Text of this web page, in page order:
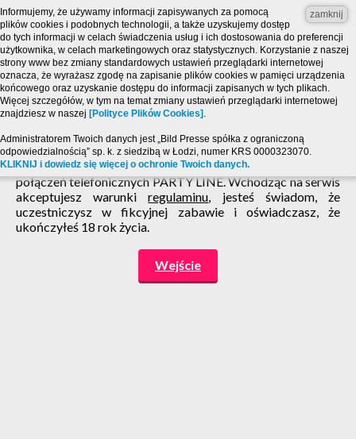
zamknij
Informujemy, że używamy informacji zapisywanych za pomocą
plików cookies i podobnych technologii, a także uzyskujemy dostęp
do tych informacji w celach świadczenia usług i ich dostosowania do preferencji
użytkownika, w celach marketingowych oraz statystycznych. Korzystanie z naszej
strony www bez zmiany standardowych ustawień przeglądarki internetowej
oznacza, że wyrażasz zgodę na zapisanie plików cookies w pamięci urządzenia
końcowego oraz uzyskanie dostępu do informacji zapisanych w tych plikach.
Więcej szczegółów, w tym na temat zmiany ustawień przeglądarki internetowej
znajdziesz w naszej [Polityce Plików Cookies] .
Administratorem Twoich danych jest „Bild Presse spółka z ograniczoną
odpowiedzialnością” sp. k. z siedzibą w Łodzi, numer KRS 0000323070.
KLIKNIJ i dowiedz się więcej o ochronie Twoich danych.
Strona zawiera treści o charakterze erotycznym i jest
przeznaczona dla osób, które ukończyły 18 lat! Powyższy
serwis ma charakter zabawy pogawędki chat SMS i
połączeń telefonicznych PARTY LINE. Wchodząc na serwis
akceptujesz warunkiregulaminu, jesteś świadom, że
uczestniczysz w fikcyjnej zabawie i oświadczasz, że
ukończyłeś 18 rok życia.
Wejście